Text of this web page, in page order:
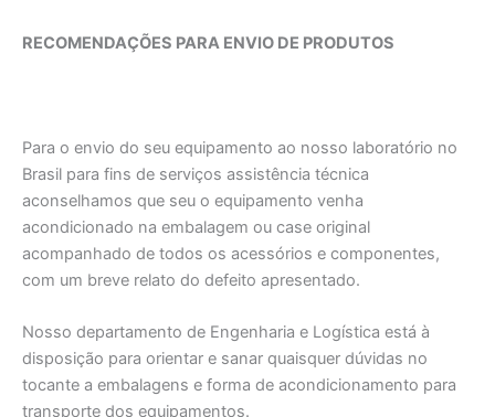
RECOMENDAÇÕES PARA ENVIO DE PRODUTOS
Para o envio do seu equipamento ao nosso laboratório no
Brasil para fins de serviços assistência técnica
aconselhamos que seu o equipamento venha
acondicionado na embalagem ou case original
acompanhado de todos os acessórios e componentes,
com um breve relato do defeito apresentado.
Nosso departamento de Engenharia e Logística está à
disposição para orientar e sanar quaisquer dúvidas no
tocante a embalagens e forma de acondicionamento para
transporte dos equipamentos.